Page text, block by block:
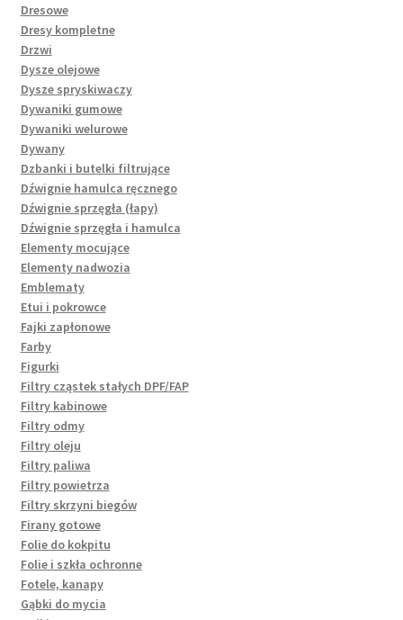
Dresowe
Dresy kompletne
Drzwi
Dysze olejowe
Dysze spryskiwaczy
Dywaniki gumowe
Dywaniki welurowe
Dywany
Dzbanki i butelki filtrujące
Dźwignie hamulca ręcznego
Dźwignie sprzęgła (łapy)
Dźwignie sprzęgła i hamulca
Elementy mocujące
Elementy nadwozia
Emblematy
Etui i pokrowce
Fajki zapłonowe
Farby
Figurki
Filtry cząstek stałych DPF/FAP
Filtry kabinowe
Filtry odmy
Filtry oleju
Filtry paliwa
Filtry powietrza
Filtry skrzyni biegów
Firany gotowe
Folie do kokpitu
Folie i szkła ochronne
Fotele, kanapy
Gąbki do mycia